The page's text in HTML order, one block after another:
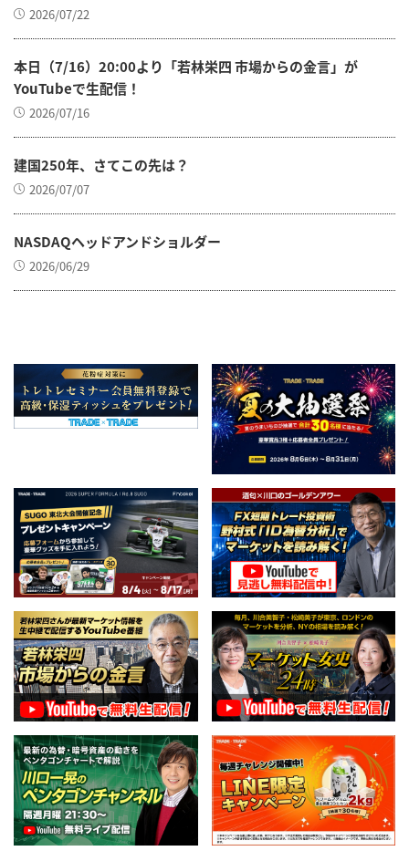
2026/07/22
本日（7/16）20:00より「若林栄四 市場からの金言」が
YouTubeで生配信！
2026/07/16
建国250年、さてこの先は？
2026/07/07
NASDAQヘッドアンドショルダー
2026/06/29